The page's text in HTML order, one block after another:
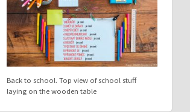
Back to school. Top view of school stuff
laying on the wooden table